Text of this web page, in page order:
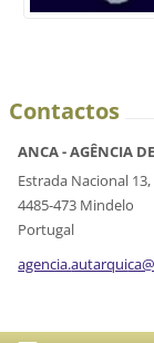
Contactos
ANCA - AGÊNCIA
Estrada Nacional 13,
4485-473 Mindelo
Portugal
agencia.autarqui